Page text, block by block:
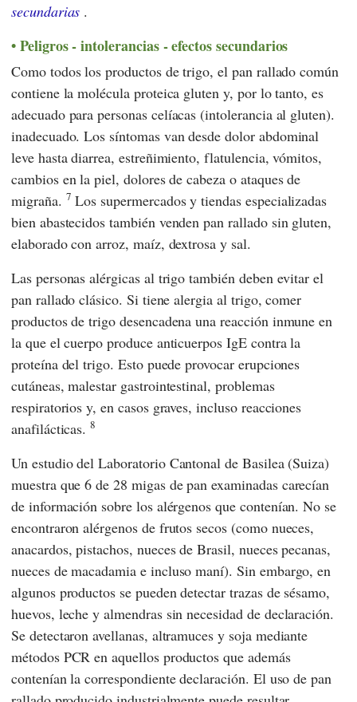
secundarias .
Peligros - intolerancias - efectos secundarios
Como todos los productos de trigo, el pan rallado común
contiene la molécula proteica gluten y, por lo tanto, es
adecuado para personas celíacas (intolerancia al gluten).
inadecuado. Los síntomas van desde dolor abdominal
leve hasta diarrea, estreñimiento, flatulencia, vómitos,
cambios en la piel, dolores de cabeza o ataques de
migraña. 7 Los supermercados y tiendas especializadas
bien abastecidos también venden pan rallado sin gluten,
elaborado con arroz, maíz, dextrosa y sal.
Las personas alérgicas al trigo también deben evitar el
pan rallado clásico. Si tiene alergia al trigo, comer
productos de trigo desencadena una reacción inmune en
la que el cuerpo produce anticuerpos IgE contra la
proteína del trigo. Esto puede provocar erupciones
cutáneas, malestar gastrointestinal, problemas
respiratorios y, en casos graves, incluso reacciones
anafilácticas.8
Un estudio delLaboratorio Cantonal de Basilea(Suiza)
muestra que 6 de 28 migas de pan examinadas carecían
de información sobre los alérgenos que contenían. No se
encontraron alérgenos de frutos secos (como nueces,
anacardos, pistachos, nueces de Brasil, nueces pecanas,
nueces de macadamia e incluso maní). Sin embargo, en
algunos productos se pueden detectar trazas de sésamo,
huevos, leche y almendras sin necesidad de declaración.
Se detectaron avellanas, altramuces y soja mediante
métodos PCR en aquellos productos que además
contenían la correspondiente declaración. El uso de pan